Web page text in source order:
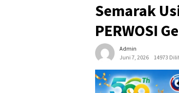
Semarak
PERWOSI
Admin
Juni 7, 2026
14973